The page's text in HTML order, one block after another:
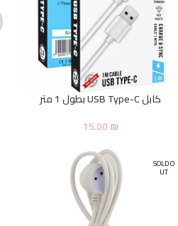
كابل USB Type-C بطول 1 متر
15.00₪
SOLD O
UT